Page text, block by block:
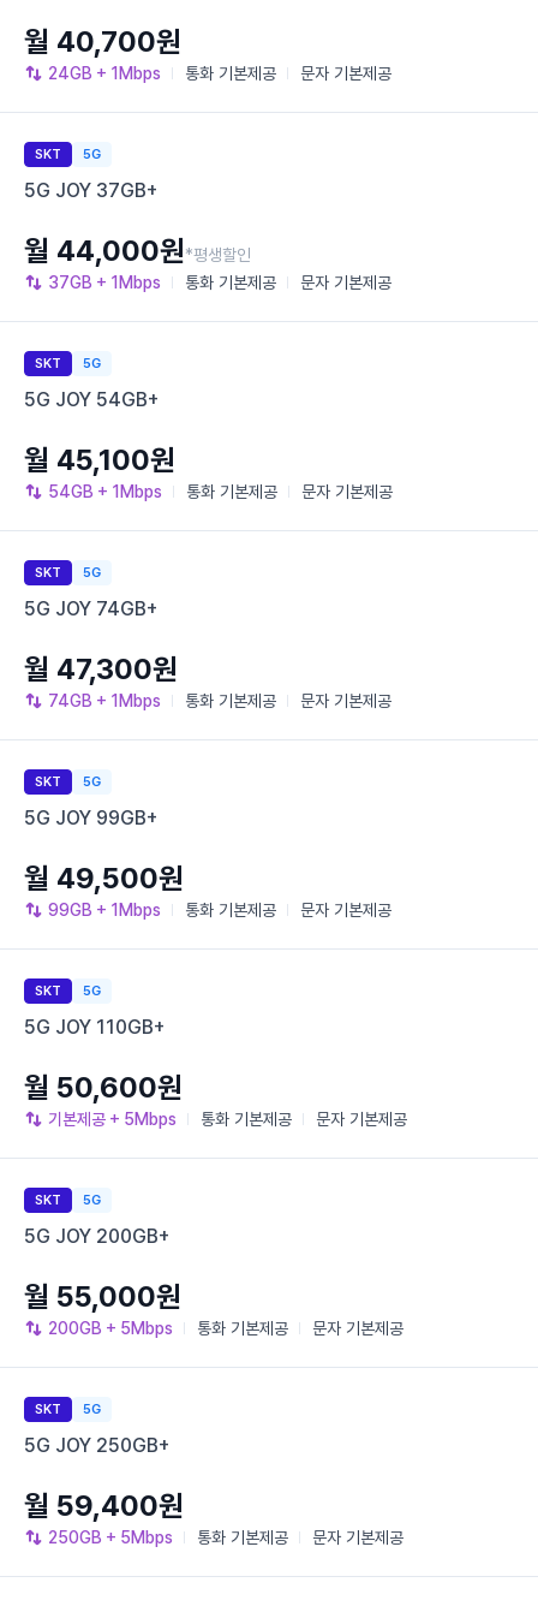
24GB + 1Mbps 통화 기본제공 문자 기본제공
월 40,700원
SKT 5G
5G JOY 37GB+
37GB + 1Mbps 통화 기본제공 문자 기본제공
월 44,000원*평생할인
SKT 5G
5G JOY 54GB+
54GB + 1Mbps 통화 기본제공 문자 기본제공
월 45,100원
SKT 5G
5G JOY 74GB+
74GB + 1Mbps 통화 기본제공 문자 기본제공
월 47,300원
SKT 5G
5G JOY 99GB+
99GB + 1Mbps 통화 기본제공 문자 기본제공
월 49,500원
SKT 5G
5G JOY 110GB+
기본제공 + 5Mbps 통화 기본제공 문자 기본제공
월 50,600원
SKT 5G
5G JOY 200GB+
200GB + 5Mbps 통화 기본제공 문자 기본제공
월 55,000원
SKT 5G
5G JOY 250GB+
250GB + 5Mbps 통화 기본제공 문자 기본제공
월 59,400원